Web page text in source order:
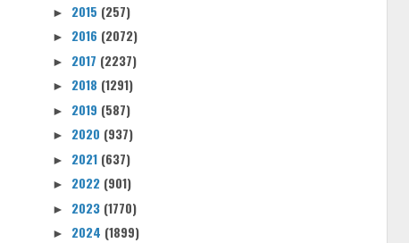
► 2015 (257)
► 2016 (2072)
► 2017 (2237)
► 2018 (1291)
► 2019 (587)
► 2020 (937)
► 2021 (637)
► 2022 (901)
► 2023 (1770)
► 2024 (1899)